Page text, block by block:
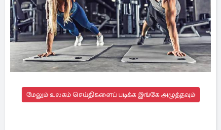
மேலும் உலகம் செய்திகளைப் படிக்க இங்கே அழுத்தவும்